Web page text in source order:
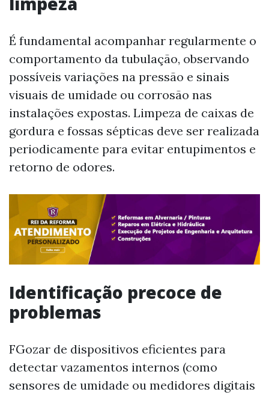
É fundamental acompanhar regularmente o
comportamento da tubulação, observando
possíveis variações na pressão e sinais
visuais de umidade ou corrosão nas
instalações expostas. Limpeza de caixas de
gordura e fossas sépticas deve ser realizada
periodicamente para evitar entupimentos e
retorno de odores.
Identificação precoce de
problemas
FGozar de dispositivos eficientes para
detectar vazamentos internos (como
sensores de umidade ou medidores digitais